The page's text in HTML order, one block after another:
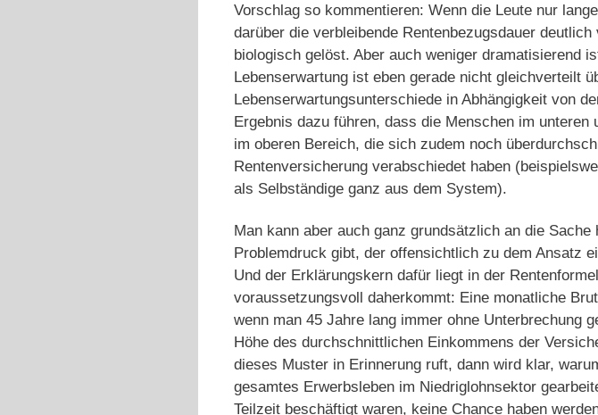
Vorschlag so kommentieren: Wenn die Leute nur
darüber die verbleibende Rentenbezugsdauer
biologisch gelöst. Aber auch weniger dramatisierend
Lebenserwartung ist eben gerade nicht gleichverteilt
Lebenserwartungsunterschiede in Abhängigkeit von
Ergebnis dazu führen, dass die Menschen im
im oberen Bereich, die sich zudem noch
Rentenversicherung verabschiedet haben
als Selbständige ganz aus dem System).
Man kann aber auch ganz grundsätzlich an die
Problemdruck gibt, der offensichtlich zu dem Ansatz
Und der Erklärungskern dafür liegt in der
voraussetzungsvoll daherkommt: Eine monatliche
wenn man 45 Jahre lang immer ohne Unterbrechung
Höhe des durchschnittlichen Einkommens der
dieses Muster in Erinnerung ruft, dann wird klar,
gesamtes Erwerbsleben im Niedriglohnsektor
Teilzeit beschäftigt waren, keine Chance haben